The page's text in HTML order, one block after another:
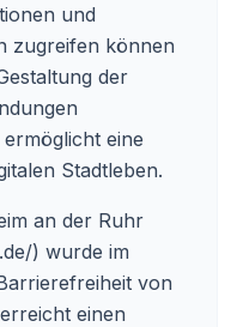
und
zugreifen können
der
eine
Stadtleben.
an der Ruhr
) wurde im
von
einen